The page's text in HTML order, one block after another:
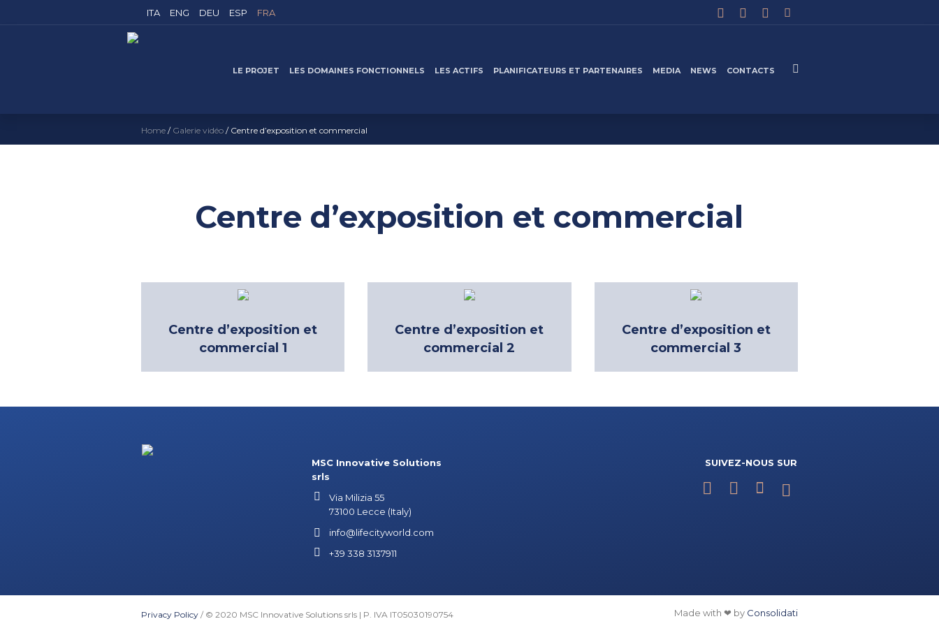
ITA ENG DEU ESP FRA
LE PROJET LES DOMAINES FONCTIONNELS LES ACTIFS PLANIFICATEURS ET PARTENAIRES MEDIA NEWS CONTACTS
Home / Galerie vidéo / Centre d’exposition et commercial
Centre d’exposition et commercial
Centre d’exposition et
commercial 1
Centre d’exposition et
commercial 2
Centre d’exposition et
commercial 3
MSC Innovative Solutions
srls
Via Milizia 55
73100 Lecce (Italy)
info@lifecityworld.com
+39 338 3137911
SUIVEZ-NOUS SUR
Made with ❤ by Consolidati
Privacy Policy / © 2020 MSC Innovative Solutions srls | P. IVA IT05030190754